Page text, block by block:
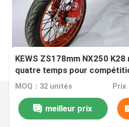
KEWS ZS178mm NX250
quatre temps pour
terre
MOQ：32 unités
meilleur prix